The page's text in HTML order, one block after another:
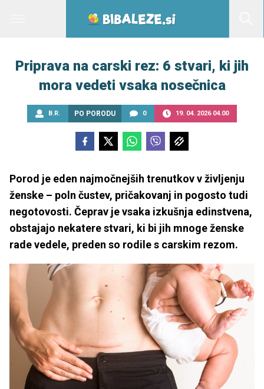
Priprava na carski rez: 6 stvari, ki jih
mora vedeti vsaka nosečnica
B.R. PO PORODU 0 19. 04. 2026 04.00
Porod je eden najmočnejših trenutkov v življenju
ženske – poln čustev, pričakovanj in pogosto tudi
negotovosti. Čeprav je vsaka izkušnja edinstvena,
obstajajo nekatere stvari, ki bi jih mnoge ženske
rade vedele, preden so rodile s carskim rezom.